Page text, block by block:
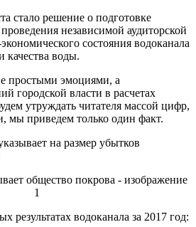
стало решение о подготовке
независимой аудиторской
состояния водоканала
качества воды.
простыми эмоциями, а
городской власти в расчетах
утруждать читателя массой цифр,
мы приведем только один факт.
на размер убытков
результатах водоканала за 2017 год: